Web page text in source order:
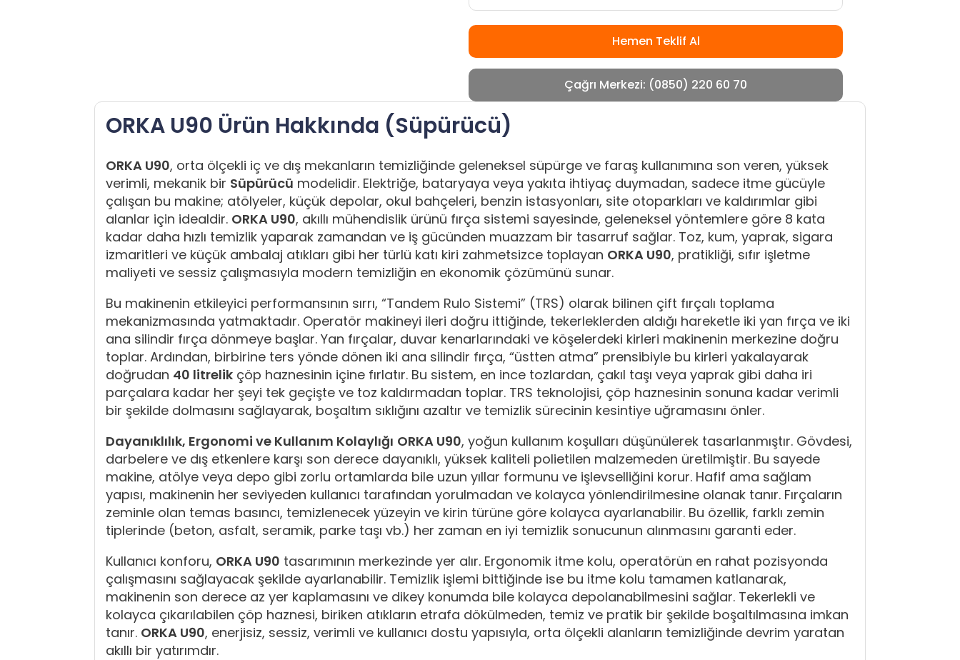
Hemen Teklif Al
Çağrı Merkezi: (0850) 220 60 70
ORKA U90 Ürün Hakkında (Süpürücü)
ORKA U90, orta ölçekli iç ve dış mekanların temizliğinde geleneksel süpürge ve faraş kullanımına son veren, yüksek
verimli, mekanik bir Süpürücü modelidir. Elektriğe, bataryaya veya yakıta ihtiyaç duymadan, sadece itme gücüyle
çalışan bu makine; atölyeler, küçük depolar, okul bahçeleri, benzin istasyonları, site otoparkları ve kaldırımlar gibi
alanlar için idealdir. ORKA U90, akıllı mühendislik ürünü fırça sistemi sayesinde, geleneksel yöntemlere göre 8 kata
kadar daha hızlı temizlik yaparak zamandan ve iş gücünden muazzam bir tasarruf sağlar. Toz, kum, yaprak, sigara
izmaritleri ve küçük ambalaj atıkları gibi her türlü katı kiri zahmetsizce toplayan ORKA U90, pratikliği, sıfır işletme
maliyeti ve sessiz çalışmasıyla modern temizliğin en ekonomik çözümünü sunar.
Bu makinenin etkileyici performansının sırrı, “Tandem Rulo Sistemi” (TRS) olarak bilinen çift fırçalı toplama
mekanizmasında yatmaktadır. Operatör makineyi ileri doğru ittiğinde, tekerleklerden aldığı hareketle iki yan fırça ve iki
ana silindir fırça dönmeye başlar. Yan fırçalar, duvar kenarlarındaki ve köşelerdeki kirleri makinenin merkezine doğru
toplar. Ardından, birbirine ters yönde dönen iki ana silindir fırça, “üstten atma” prensibiyle bu kirleri yakalayarak
doğrudan 40 litrelik çöp haznesinin içine fırlatır. Bu sistem, en ince tozlardan, çakıl taşı veya yaprak gibi daha iri
parçalara kadar her şeyi tek geçişte ve toz kaldırmadan toplar. TRS teknolojisi, çöp haznesinin sonuna kadar verimli
bir şekilde dolmasını sağlayarak, boşaltım sıklığını azaltır ve temizlik sürecinin kesintiye uğramasını önler.
Dayanıklılık, Ergonomi ve Kullanım Kolaylığı ORKA U90, yoğun kullanım koşulları düşünülerek tasarlanmıştır. Gövdesi,
darbelere ve dış etkenlere karşı son derece dayanıklı, yüksek kaliteli polietilen malzemeden üretilmiştir. Bu sayede
makine, atölye veya depo gibi zorlu ortamlarda bile uzun yıllar formunu ve işlevselliğini korur. Hafif ama sağlam
yapısı, makinenin her seviyeden kullanıcı tarafından yorulmadan ve kolayca yönlendirilmesine olanak tanır. Fırçaların
zeminle olan temas basıncı, temizlenecek yüzeyin ve kirin türüne göre kolayca ayarlanabilir. Bu özellik, farklı zemin
tiplerinde (beton, asfalt, seramik, parke taşı vb.) her zaman en iyi temizlik sonucunun alınmasını garanti eder.
Kullanıcı konforu, ORKA U90 tasarımının merkezinde yer alır. Ergonomik itme kolu, operatörün en rahat pozisyonda
çalışmasını sağlayacak şekilde ayarlanabilir. Temizlik işlemi bittiğinde ise bu itme kolu tamamen katlanarak,
makinenin son derece az yer kaplamasını ve dikey konumda bile kolayca depolanabilmesini sağlar. Tekerlekli ve
kolayca çıkarılabilen çöp haznesi, biriken atıkların etrafa dökülmeden, temiz ve pratik bir şekilde boşaltılmasına imkan
tanır. ORKA U90, enerjisiz, sessiz, verimli ve kullanıcı dostu yapısıyla, orta ölçekli alanların temizliğinde devrim yaratan
akıllı bir yatırımdır.